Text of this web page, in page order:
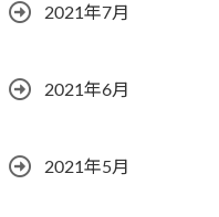
2021年7月
2021年6月
2021年5月